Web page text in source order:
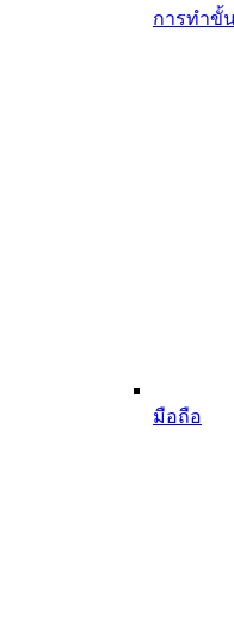
การทำขั้
มือถือ